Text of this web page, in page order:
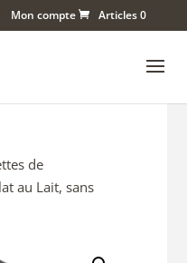
Mon compte Articles 0
de
au Lait, sans